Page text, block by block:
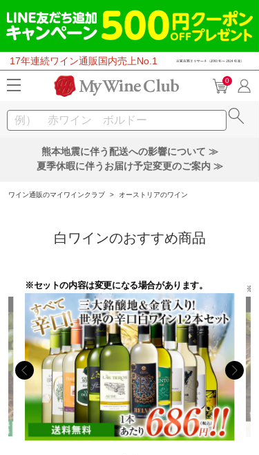
17年連続ワイン通販国内売上No.1
0
熊本地震に伴う配送への影響について ≫
夏季休暇に伴うお届け予定変更のご案内 ≫
ワイン通販のマイワインクラブ > オーストリアのワイン
白ワインのおすすめ商品
※セットの内容は変更になる場合があります。 ※